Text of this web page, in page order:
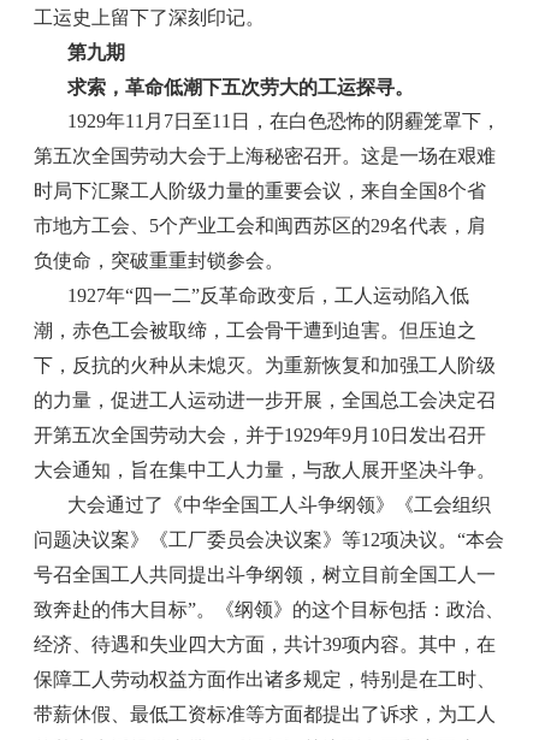
工运史上留下了深刻印记。
第九期
求索，革命低潮下五次劳大的工运探寻。
1929年11月7日至11日，在白色恐怖的阴霾笼罩下，
第五次全国劳动大会于上海秘密召开。这是一场在艰难
时局下汇聚工人阶级力量的重要会议，来自全国8个省
市地方工会、5个产业工会和闽西苏区的29名代表，肩
负使命，突破重重封锁参会。
1927年“四一二”反革命政变后，工人运动陷入低
潮，赤色工会被取缔，工会骨干遭到迫害。但压迫之
下，反抗的火种从未熄灭。为重新恢复和加强工人阶级
的力量，促进工人运动进一步开展，全国总工会决定召
开第五次全国劳动大会，并于1929年9月10日发出召开
大会通知，旨在集中工人力量，与敌人展开坚决斗争。
大会通过了《中华全国工人斗争纲领》《工会组织
问题决议案》《工厂委员会决议案》等12项决议。“本会
号召全国工人共同提出斗争纲领，树立目前全国工人一
致奔赴的伟大目标”。《纲领》的这个目标包括：政治、
经济、待遇和失业四大方面，共计39项内容。其中，在
保障工人劳动权益方面作出诸多规定，特别是在工时、
带薪休假、最低工资标准等方面都提出了诉求，为工人